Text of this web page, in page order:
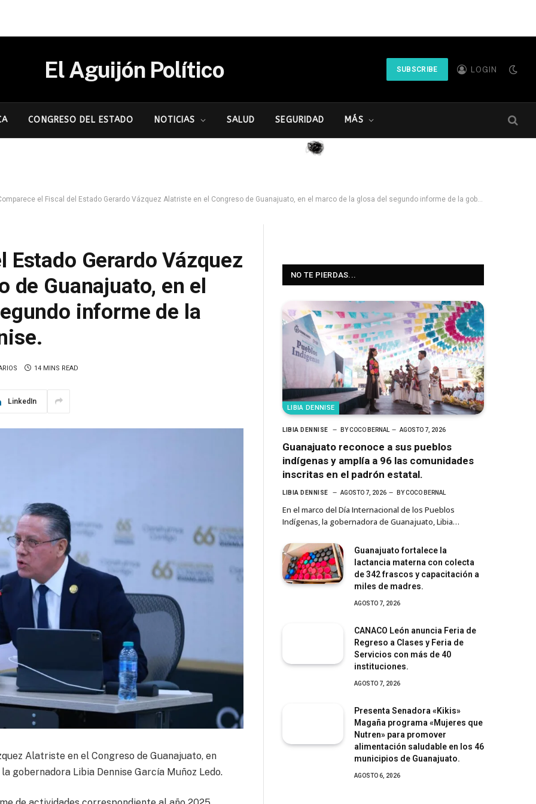
El Aguijón Político SUBSCRIBE LOGIN
CONGRESO DEL ESTADO NOTICIAS SALUD SEGURIDAD MÁS
el Fiscal del Estado Gerardo Vázquez Alatriste en el Congreso de Guanajuato, en el marco de la glosa del segundo informe de la gobernadora Libia Dennise.
Estado Gerardo Vázquez
de Guanajuato, en el
informe de la
14 MINS READ
LinkedIn
Alatriste en el Congreso de Guanajuato, en
gobernadora Libia Dennise García Muñoz Ledo.
NO TE PIERDAS...
LIBIA DENNISE
LIBIA DENNISE BY COCO BERNAL AGOSTO 7, 2026
Guanajuato reconoce a sus pueblos
indígenas y amplía a 96 las comunidades
inscritas en el padrón estatal.
LIBIA DENNISE AGOSTO 7, 2026 BY COCO BERNAL
En el marco del Día Internacional de los Pueblos
Indígenas, la gobernadora de Guanajuato, Libia…
Guanajuato fortalece la
lactancia materna con colecta
de 342 frascos y capacitación a
miles de madres.
AGOSTO 7, 2026
CANACO León anuncia Feria de
Regreso a Clases y Feria de
Servicios con más de 40
instituciones.
AGOSTO 7, 2026
Presenta Senadora «Kikis»
Magaña programa «Mujeres que
Nutren» para promover
alimentación saludable en los 46
municipios de Guanajuato.
AGOSTO 6, 2026